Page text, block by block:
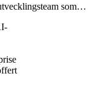
som…